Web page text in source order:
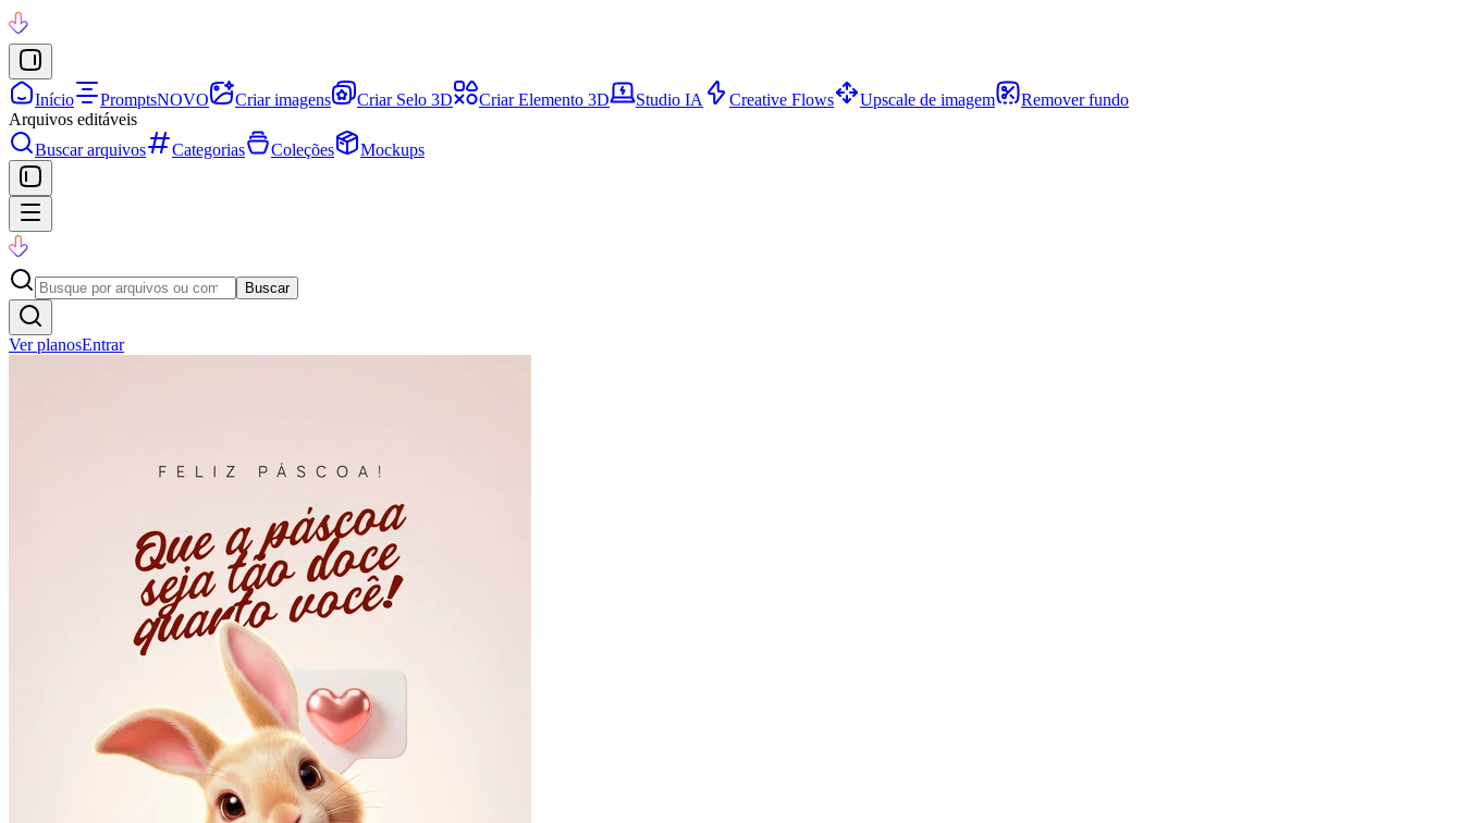
Início PromptsNOVO Criar imagens Criar Selo 3D Criar Elemento 3D Studio IA Creative Flows Upscale de imagem
Remover fundo
Arquivos editáveis
Buscar arquivos
Categorias Coleções Mockups
Buscar
Ver planosEntrar